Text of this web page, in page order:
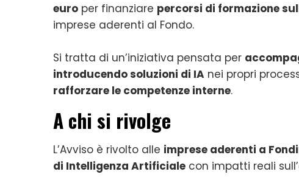
euro per finanziare percorsi di formazione
imprese aderenti al Fondo.
Si tratta di un’iniziativa pensata per
introducendo soluzioni di IA nei propri
rafforzare le competenze interne.
A chi si rivolge
L’Avviso è rivolto alle imprese aderenti a
di Intelligenza Artificiale con impatti reali